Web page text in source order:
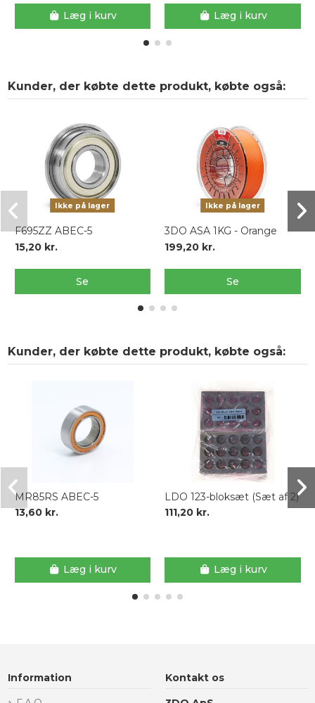
Læg i kurv
Læg i kurv
Kunder, der købte dette produkt, købte også:
Ikke på lager
F695ZZ ABEC-5
15,20 kr.
Se
Ikke på lager
3DO ASA 1KG - Orange
199,20 kr.
Se
Kunder, der købte dette produkt, købte også:
MR85RS ABEC-5
13,60 kr.
Læg i kurv
LDO 123-bloksæt (Sæt af 2)
111,20 kr.
Læg i kurv
Information Kontakt os